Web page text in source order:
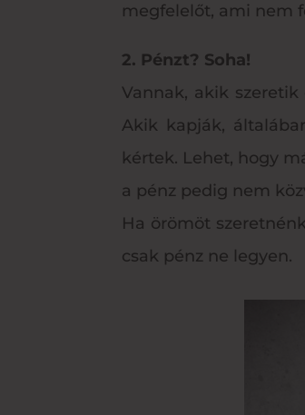
megfelelőt, ami nem
2. Pénzt? Soha!
Vannak, akik
Akik kapják,
kértek. Lehet, hogy
a pénz pedig nem
Ha örömöt
csak pénz ne legyen.